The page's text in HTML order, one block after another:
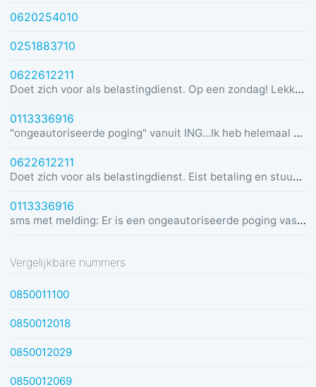
0620254010
0251883710
0622612211
Doet zich voor als belastingdienst. Op een zondag! Lekker dom
0113336916
"ongeautoriseerde poging" vanuit ING...Ik heb helemaal geen rekening bij ING :)
0622612211
Doet zich voor als belastingdienst. Eist betaling en stuurt link in bericht met dreiging van beslaglegging.
0113336916
sms met melding: Er is een ongeautoriseerde poging vastgesteld vanuit Duitsland was u dit niet? Bel de alarmlijn op 0113336916
Vergelijkbare nummers
0850011100
0850012018
0850012029
0850012069